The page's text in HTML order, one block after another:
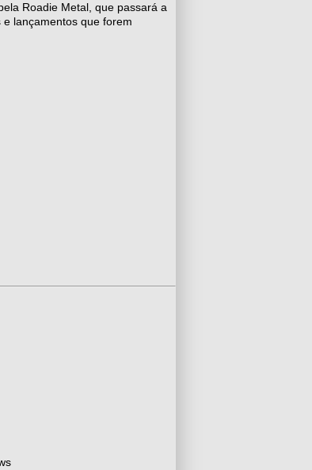
Roadie Metal, que passará a
lançamentos que forem